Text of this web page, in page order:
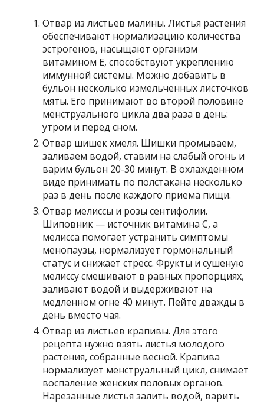
Отвар из листьев малины. Листья растения
обеспечивают нормализацию количества
эстрогенов, насыщают организм
витамином Е, способствуют укреплению
иммунной системы. Можно добавить в
бульон несколько измельченных листочков
мяты. Его принимают во второй половине
менструального цикла два раза в день:
утром и перед сном.
Отвар шишек хмеля. Шишки промываем,
заливаем водой, ставим на слабый огонь и
варим бульон 20-30 минут. В охлажденном
виде принимать по полстакана несколько
раз в день после каждого приема пищи.
Отвар мелиссы и розы сентифолии.
Шиповник — источник витамина С, а
мелисса помогает устранить симптомы
менопаузы, нормализует гормональный
статус и снижает стресс. Фрукты и сушеную
мелиссу смешивают в равных пропорциях,
заливают водой и выдерживают на
медленном огне 40 минут. Пейте дважды в
день вместо чая.
Отвар из листьев крапивы. Для этого
рецепта нужно взять листья молодого
растения, собранные весной. Крапива
нормализует менструальный цикл, снимает
воспаление женских половых органов.
Нарезанные листья залить водой, варить